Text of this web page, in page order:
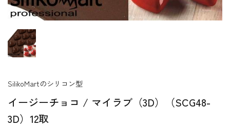
イージーチョコ / マイラブ（3D）（SCG48-
3D）12取
SilikoMartのシリコン型